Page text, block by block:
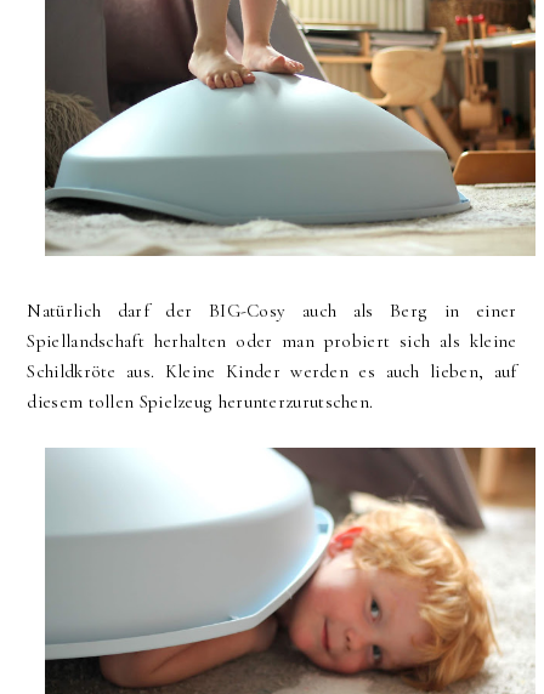
Natürlich darf der BIG-Cosy auch als Berg in einer
Spiellandschaft herhalten oder man probiert sich als kleine
Schildkröte aus. Kleine Kinder werden es auch lieben, auf
diesem tollen Spielzeug herunterzurutschen.